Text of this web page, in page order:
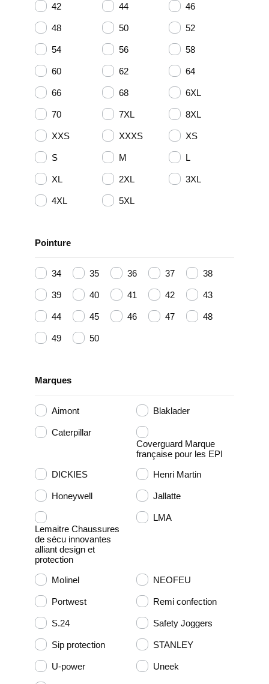
42 44 46
48 50 52
54 56 58
60 62 64
66 68 6XL
70 7XL 8XL
XXS XXXS XS
S M L
XL 2XL 3XL
4XL 5XL
Pointure
34 35 36 37 38
39 40 41 42 43
44 45 46 47 48
49 50
Marques
Aimont Blaklader
Caterpillar
Coverguard Marque
française pour les EPI
DICKIES
Henri Martin
Honeywell Jallatte
Lemaitre Chaussures
de sécu innovantes
alliant design et
protection
LMA
Molinel NEOFEU
Portwest Remi confection
S.24 Safety Joggers
Sip protection STANLEY
U-power Uneek